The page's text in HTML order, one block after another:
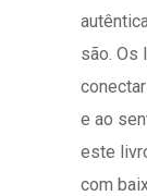
são. Os
e ao
este
com